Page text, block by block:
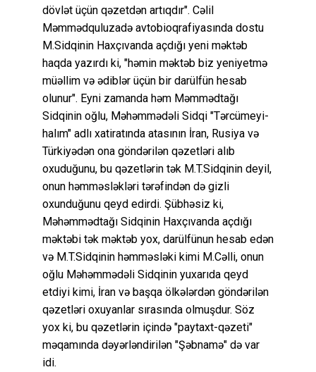
dövlət üçün qəzetdən artıqdır". Cəlil
Məmmədquluzadə avtobioqrafiyasında dostu
M.Sidqinin Haxçıvanda açdığı yeni məktəb
haqda yazırdı ki, "həmin məktəb biz yeniyetmə
müəllim və ədiblər üçün bir darülfün hesab
olunur". Eyni zamanda həm Məmmədtağı
Sidqinin oğlu, Məhəmmədəli Sidqi "Tərcümeyi-
halım" adlı xatiratında atasının İran, Rusiya və
Türkiyədən ona göndərilən qəzetləri alıb
oxuduğunu, bu qəzetlərin tək M.T.Sidqinin deyil,
onun həmməsləkləri tərəfindən də gizli
oxunduğunu qeyd edirdi. Şübhəsiz ki,
Məhəmmədtağı Sidqinin Haxçıvanda açdığı
məktəbi tək məktəb yox, darülfünun hesab edən
və M.T.Sidqinin həmməsləki kimi M.Cəlli, onun
oğlu Məhəmmədəli Sidqinin yuxarıda qeyd
etdiyi kimi, İran və başqa ölkələrdən göndərilən
qəzetləri oxuyanlar sırasında olmuşdur. Söz
yox ki, bu qəzetlərin içində "paytaxt-qəzeti"
məqamında dəyərləndirilən "Şəbnamə" də var
idi.